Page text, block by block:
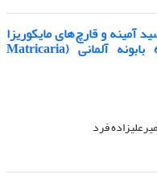
آمینه و قارچ‌های مایکوریزا
بر برخی خصوصیات بیوشیمیایی گیاه بابونه آلمانی (Matricaria
فرد